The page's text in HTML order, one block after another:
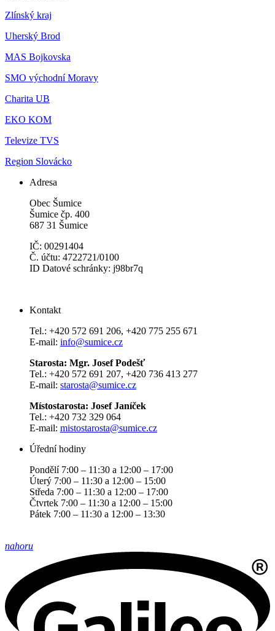
Zlínský kraj
Uherský Brod
MAS Bojkovska
SMO východní Moravy
Charita UB
EKO KOM
Televize TVS
Region Slovácko
Adresa
Obec Šumice
Šumice čp. 400
687 31 Šumice
IČ: 00291404
Č. účtu: 4722721/0100
ID Datové schránky: j98br7q
Kontakt
Tel.: +420 572 691 206, +420 775 255 671
E-mail: info@sumice.cz
Starosta: Mgr. Josef Podešť
Tel.: +420 572 691 207, +420 736 413 277
E-mail: starosta@sumice.cz
Místostarosta: Josef Janíček
Tel.: +420 732 329 064
E-mail: mistostarosta@sumice.cz
Úřední hodiny
Pondělí 7:00 – 11:30 a 12:00 – 17:00
Úterý 7:00 – 11:30 a 12:00 – 15:00
Středa 7:00 – 11:30 a 12:00 – 17:00
Čtvrtek 7:00 – 11:30 a 12:00 – 15:00
Pátek 7:00 – 11:30 a 12:00 – 13:30
nahoru